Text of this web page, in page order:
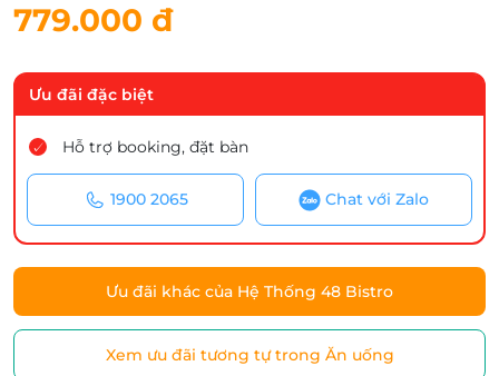
779.000 đ
Ưu đãi đặc biệt
Hỗ trợ booking, đặt bàn
1900 2065 Chat với Zalo
Ưu đãi khác của Hệ Thống 48 Bistro
Xem ưu đãi tương tự trong Ăn uống